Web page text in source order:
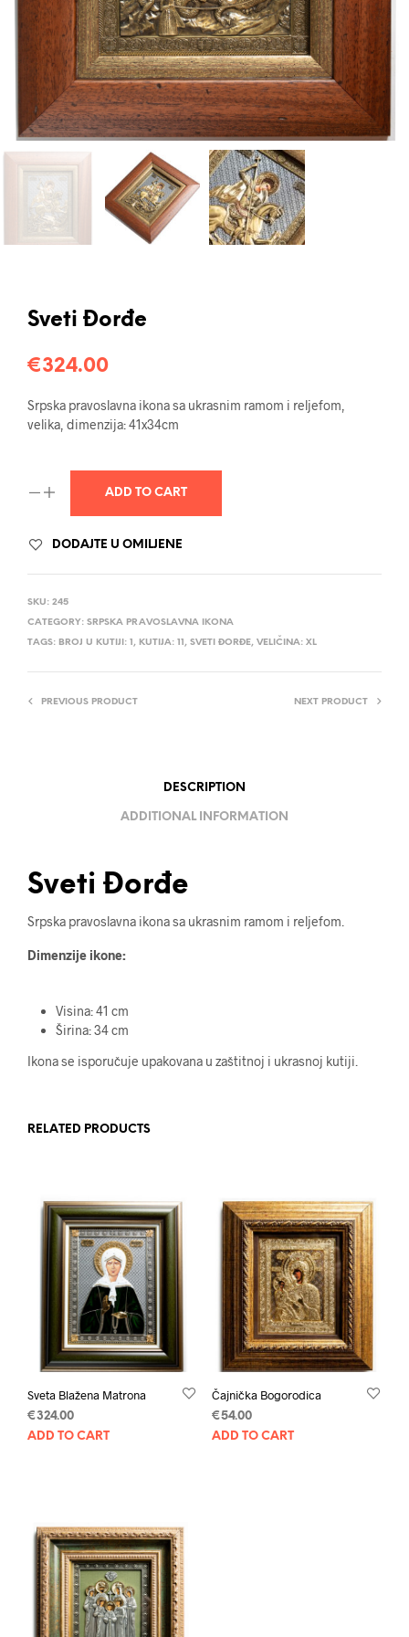
Sveti Đorđe
€324.00
Srpska pravoslavna ikona sa ukrasnim ramom i reljefom,
velika, dimenzija: 41x34cm
ADD TO CART
DODAJTE U OMILJENE
SKU: 245
CATEGORY: SRPSKA PRAVOSLAVNA IKONA
TAGS: BROJ U KUTIJI: 1, KUTIJA: 11, SVETI ĐORĐE, VELIČINA: XL
PREVIOUS PRODUCT NEXT PRODUCT
DESCRIPTION
ADDITIONAL INFORMATION
Sveti Đorđe
Srpska pravoslavna ikona sa ukrasnim ramom i reljefom.
Dimenzije ikone:
Visina: 41 cm
Širina: 34 cm
Ikona se isporučuje upakovana u zaštitnoj i ukrasnoj kutiji.
RELATED PRODUCTS
Sveta Blažena Matrona
€324.00
ADD TO CART
Čajnička Bogorodica
€54.00
ADD TO CART